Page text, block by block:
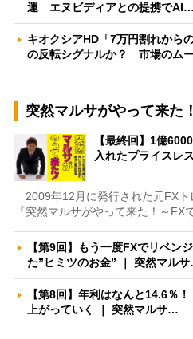
運 エヌビディアとの提携でAI…
キオクシアHD「7万円割れから
の反転シグナルか？ 市場のム
突然マルサがやって来た！
【最終回】1億
入れたプライスレ
2009年12月に発行された元FXト
『突然マルサがやって来た！～
【第9回】もう一度FXでリベ
た”ヒミツのお金” ｜ 突然マル
【第8回】年利はなんと14.6％
上がっていく ｜ 突然マルサ…